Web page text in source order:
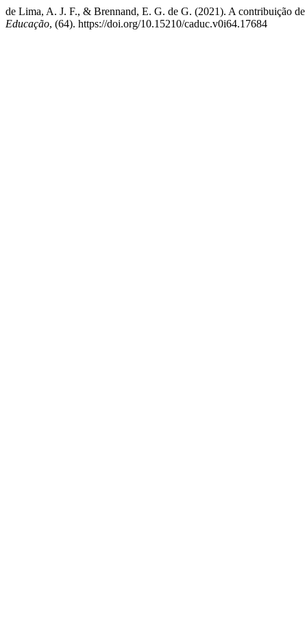
de Lima, A. J. F., & Brennand, E. G. de G. (2021). A contribuição
Educação, (64). https://doi.org/10.15210/caduc.v0i64.17684